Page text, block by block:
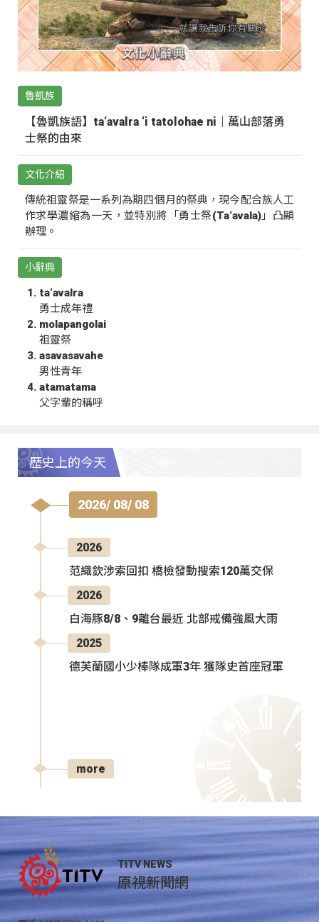
魯凱族
【魯凱族語】ta‘avalra ‘i tatolohae ni｜萬山部落勇
士祭的由來
文化介紹
傳統祖靈祭是一系列為期四個月的祭典，現今配合族人工
作求學濃縮為一天，並特別將「勇士祭(Ta‘avala)」凸顯
辦理。
小辭典
ta‘avalra
勇士成年禮
molapangolai
祖靈祭
asavasavahe
男性青年
atamatama
父字輩的稱呼
歷史上的今天
2026/ 08/ 08
2026
范織欽涉索回扣 橋檢發動搜索120萬交保
2026
白海豚8/8、9離台最近 北部戒備強風大雨
2025
德芙蘭國小少棒隊成軍3年 獲隊史首座冠軍
more
TITV NEWS
原視新聞網